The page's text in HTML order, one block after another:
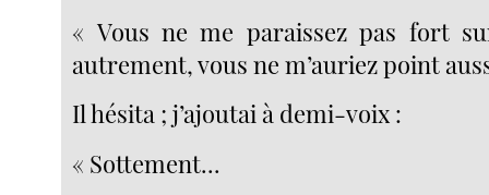
« Vous ne me paraissez pas fort
autrement, vous ne m’auriez point
Il hésita ; j’ajoutai à demi-voix :
« Sottement...